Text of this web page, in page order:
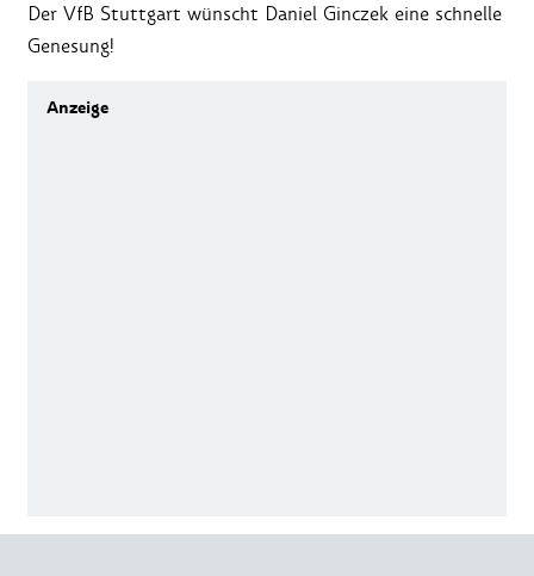
Der VfB Stuttgart wünscht Daniel Ginczek eine schnelle
Genesung!